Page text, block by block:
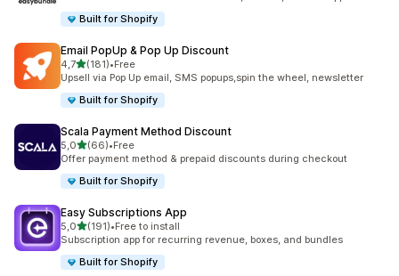
Built for Shopify
Email PopUp & Pop Up Discount
4,75 yıldız üzerinden
(181)
toplam 181 değerlendirme
•Free
Upsell via Pop Up email, SMS popups,spin the wheel, newsletter
Built for Shopify
Scala Payment Method Discount
5,05 yıldız üzerinden
(66)
toplam 66 değerlendirme
•Free
Offer payment method & prepaid discounts during checkout
Built for Shopify
Easy Subscriptions App
5,05 yıldız üzerinden
(191)
toplam 191 değerlendirme
•Free to install
Subscription app for recurring revenue, boxes, and bundles
Built for Shopify